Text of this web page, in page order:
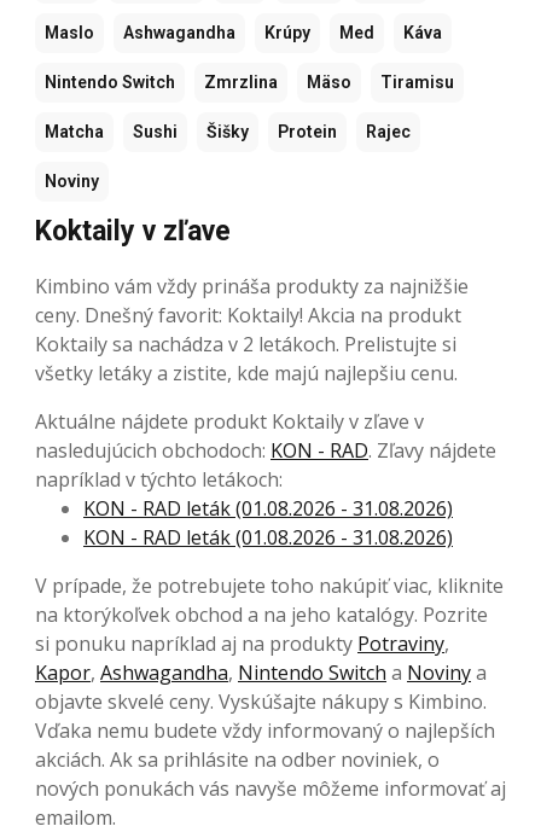
Maslo Ashwagandha Krúpy Med Káva
Nintendo Switch Zmrzlina Mäso Tiramisu
Matcha Sushi Šišky Protein Rajec
Noviny
Koktaily v zľave
Kimbino vám vždy prináša produkty za najnižšie
ceny. Dnešný favorit: Koktaily! Akcia na produkt
Koktaily sa nachádza v 2 letákoch. Prelistujte si
všetky letáky a zistite, kde majú najlepšiu cenu.
Aktuálne nájdete produkt Koktaily v zľave v
nasledujúcich obchodoch: KON - RAD. Zľavy nájdete
napríklad v týchto letákoch:
KON - RAD leták (01.08.2026 - 31.08.2026)
KON - RAD leták (01.08.2026 - 31.08.2026)
V prípade, že potrebujete toho nakúpiť viac, kliknite
na ktorýkoľvek obchod a na jeho katalógy. Pozrite
si ponuku napríklad aj na produkty Potraviny,
Kapor, Ashwagandha, Nintendo Switch a Novinya
objavte skvelé ceny. Vyskúšajte nákupy s Kimbino.
Vďaka nemu budete vždy informovaný o najlepších
akciách. Ak sa prihlásite na odber noviniek, o
nových ponukách vás navyše môžeme informovať aj
emailom.